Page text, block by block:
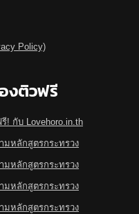
Policy)
งติวฟรี
! กับ Lovehoro.in.th
มหลักสูตรกระทรวง
มหลักสูตรกระทรวง
มหลักสูตรกระทรวง
มหลักสูตรกระทรวง